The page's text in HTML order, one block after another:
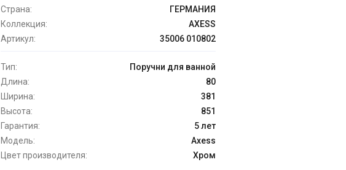
Страна:
ГЕРМАНИЯ
Коллекция:
AXESS
Артикул:
35006 010802
Тип:
Поручни для ванной
Длина:
80
Ширина:
381
Высота:
851
Гарантия:
5 лет
Модель:
Axess
Цвет производителя:
Хром